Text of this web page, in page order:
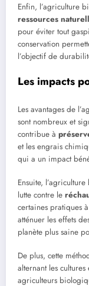
Enfin, l’agriculture
ressources
pour éviter tout
conservation
l’objectif de
Les impacts
Les avantages de
sont nombreux et
contribue à
et les engrais
qui a un impact
Ensuite,
lutte contre le
certaines pratiques
atténuer les effets
planète plus saine
De plus, cette
alternant les
agriculteurs